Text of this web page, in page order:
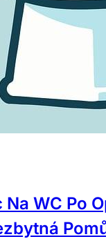
Na WC Po